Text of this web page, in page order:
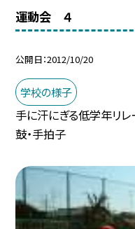
運動会 ４
公開日 2012/10/20
学校の様子
手に汗にぎる低学年リレ
鼓・手拍子